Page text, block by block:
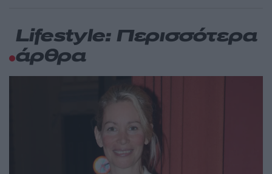
Lifestyle: Περισσότερα
άρθρα